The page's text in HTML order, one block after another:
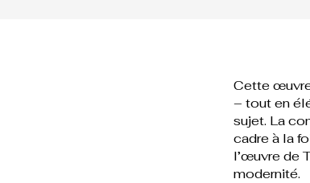
Cette
– tout en
sujet. La
cadre à la
l’œuvre de
modernité.